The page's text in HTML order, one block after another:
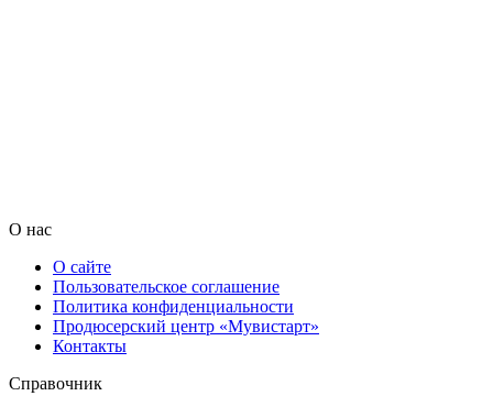
О нас
О сайте
Пользовательское соглашение
Политика конфиденциальности
Продюсерский центр «Мувистарт»
Контакты
Справочник